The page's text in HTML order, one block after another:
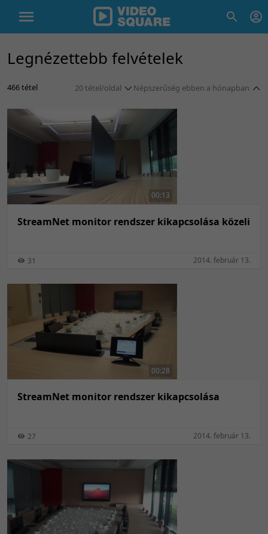
Legnézettebb felvételek
Népszerűség ebben a hónapban
Népszerűség szerint
Népszerűség szerint
Népszerűség ezen a héten
Népszerűség ezen a héten
Népszerűség ebben a hónapban
Népszerűség ebben a hónapban
466 tétel
20 tétel/oldal
10 tétel/oldal
50 tétel/oldal
100 tétel/oldal
00:13
StreamNet monitor rendszer kikapcsolása közeli
31 2014. február 13.
00:28
StreamNet monitor rendszer kikapcsolása
27 2014. február 13.